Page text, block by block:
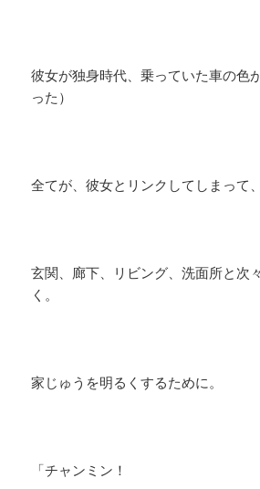
彼女が独身時代、乗っていた車の色
った）
全てが、彼女とリンクしてしまって
玄関、廊下、リビング、洗面所と次
く。
家じゅうを明るくするために。
「チャンミン！